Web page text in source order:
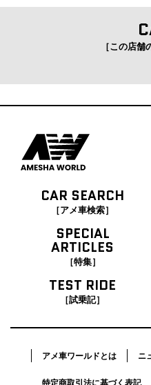
［この店舗
CAR SEARCH
［アメ車検索］
SPECIAL
ARTICLES
［特集］
TEST RIDE
［試乗記］
アメ車ワールドとは ニ
特定商取引法に基づく表記